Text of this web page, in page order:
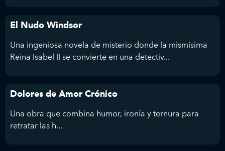
El Nudo Windsor
Una ingeniosa novela de misterio donde la mismísima
Reina Isabel II se convierte en una detectiv...
Dolores de Amor Crónico
Una obra que combina humor, ironía y ternura para
retratar las h...